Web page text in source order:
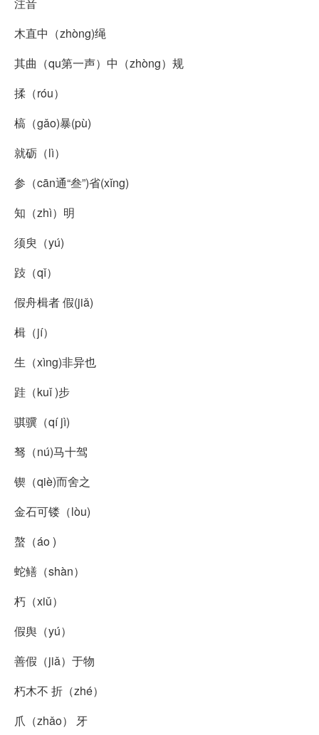
注音
木直中（zhòng)绳
其曲（qu第一声）中（zhòng）规
揉（róu）
槁（gǎo)暴(pù)
就砺（lì）
参（cān通“叁”)省(xǐng)
知（zhì）明
须臾（yú)
跂（qǐ）
假舟楫者 假(jiǎ)
楫（jí）
生（xìng)非异也
跬（kuǐ )步
骐骥（qí jì)
驽（nú)马十驾
锲（qiè)而舍之
金石可镂（lòu)
螯（áo )
蛇鳝（shàn）
朽（xiǔ）
假舆（yú）
善假（jiǎ）于物
朽木不 折（zhé）
爪（zhǎo） 牙